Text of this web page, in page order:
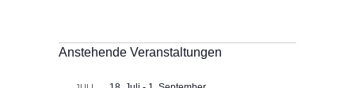
Anstehende Veranstaltungen